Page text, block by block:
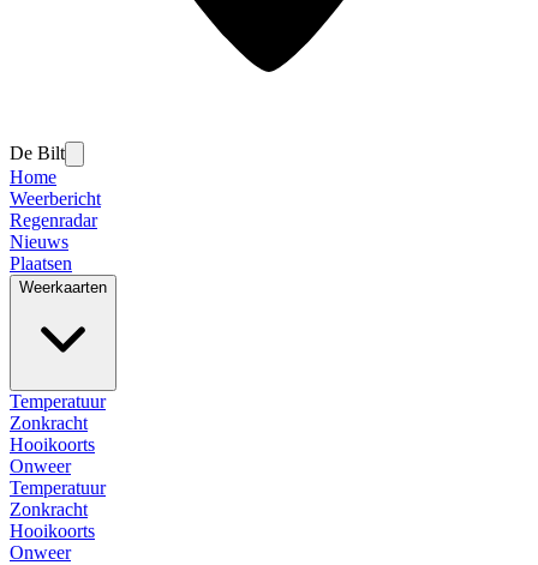
De Bilt
Home
Weerbericht
Regenradar
Nieuws
Plaatsen
Weerkaarten
Temperatuur
Zonkracht
Hooikoorts
Onweer
Temperatuur
Zonkracht
Hooikoorts
Onweer